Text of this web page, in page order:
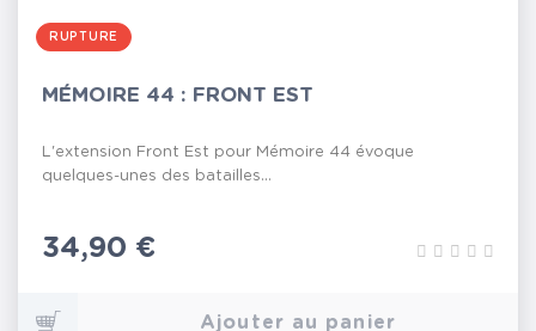
RUPTURE
MÉMOIRE 44 : FRONT EST
L'extension Front Est pour Mémoire 44 évoque
quelques-unes des batailles...
Prix
34,90 €
Ajouter au panier